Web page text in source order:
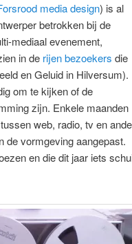
media design) is al
betrokken bij de
mediaal evenement,
in de rijen bezoekers die
en Geluid in Hilversum).
om te kijken of de
zijn. Enkele maanden
web, radio, tv en
de vormgeving aangepast.
en die dit jaar iets